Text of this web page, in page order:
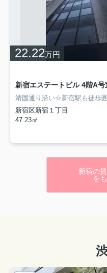
コスモ
合わせ
ら★◤デ
スのご
「大森
2025.05.02
ゴールデンウィーク休業の
弊社のゴールデンウィーク
の通りご案内いたします。
間】2025年5月3日(土)～
に頂戴いたしましたお問
年5月7日(水)より順次対応
22.22万円
新宿エステートビル 4階A号
新宿区新宿１丁目
47.23㎡
新宿の
を